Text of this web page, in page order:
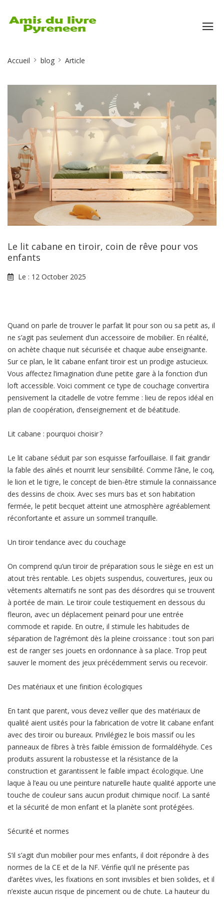
Breadcrumb
Accueil blog Article
Le lit cabane en tiroir, coin de rêve pour vos
enfants
Le : 12 October 2025
Quand on parle de trouver le parfait lit pour son ou sa petit as, il
ne s’agit pas seulement d’un accessoire de mobilier. En réalité,
on achète chaque nuit sécurisée et chaque aube enseignante.
Sur ce plan, le lit cabane enfant tiroir est un prodige astucieux.
Vous affectez l’imagination d’une petite gare à la fonction d’un
loft accessible. Voici comment ce type de couchage convertira
pensivement la citadelle de votre femme : lieu de repos idéal en
plan de coopération, d’enseignement et de béatitude.
Lit cabane : pourquoi choisir ?
Le lit cabane séduit par son esquisse farfouillaise. Il fait grandir
la fable des aînés et nourrit leur sensibilité. Comme l’âne, le coq,
le lion et le tigre, le concept de bien-être stimule la connaissance
des dessins de choix. Avec ses murs bas et son habitation
fermée, le petit becquet atteint une atmosphère agréablement
réconfortante et assure un sommeil tranquille.
Un tiroir tendance avec du couchage
On comprend qu’un tiroir de préparation sous le siège en est un
atout très rentable. Les objets suspendus, couvertures, jeux ou
vêtements alternatifs ne sont pas des désordres qui se trouvent
à portée de main. Le tiroir coule testiquement en dessous du
fleuron, avec un déplacement peinard pour une entrée
commode et rapide. En outre, il stimule les habitudes de
séparation de l’agrémont dès la pleine croissance : tout son pari
est de ranger ses jouets en ordonnance à sa place. Trop peut
sauver le moment des jeux précédemment servis ou recevoir.
Des matériaux et une finition écologiques
En tant que parent, vous devez veiller que des matériaux de
qualité aient usités pour la fabrication de votre lit cabane enfant
avec des tiroir ou bureaux. Privilégiez le bois massif ou les
panneaux de fibres à très faible émission de formaldéhyde. Ces
produits assurent la robustesse et la résistance de la
construction et garantissent le faible impact écologique. Une
laque à l’eau ou une peinture naturelle haute qualité apporte une
touche de couleur sans aucun produit chimique nocif. La santé
et la sécurité de mon enfant et la planète sont protégées.
Sécurité et normes
S’il s’agit d’un mobilier pour mes enfants, il doit répondre à des
normes de la CE et de la NF. Vérifie qu’il ne présente pas
d’arêtes vives, les fixations en sont invisibles et bien solides, et il
n’existe aucun risque de pincement ou de chute. La hauteur du